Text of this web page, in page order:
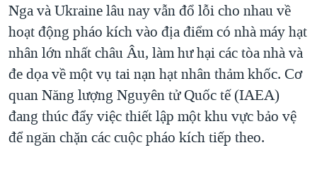
Nga và Ukraine lâu nay vẫn đổ lỗi cho nhau về
hoạt động pháo kích vào địa điểm có nhà máy hạt
nhân lớn nhất châu Âu, làm hư hại các tòa nhà và
đe dọa về một vụ tai nạn hạt nhân thảm khốc. Cơ
quan Năng lượng Nguyên tử Quốc tế (IAEA)
đang thúc đẩy việc thiết lập một khu vực bảo vệ
để ngăn chặn các cuộc pháo kích tiếp theo.